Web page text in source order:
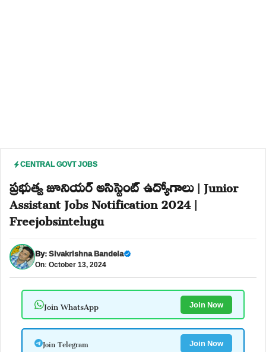
CENTRAL GOVT JOBS
ప్రభుత్వ జూనియర్ అసిస్టెంట్ ఉద్యోగాలు | Junior
Assistant Jobs Notification 2024 |
Freejobsintelugu
By:Sivakrishna Bandela
On: October 13, 2024
Join WhatsApp Join Now
Join Telegram Join Now